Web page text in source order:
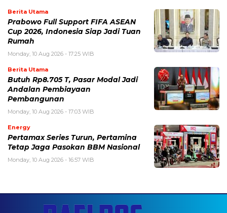
Berita Utama
Prabowo Full Support FIFA ASEAN
Cup 2026, Indonesia Siap Jadi Tuan
Rumah
Monday, 10 Aug 2026 - 17:25 WIB
Berita Utama
Butuh Rp8.705 T, Pasar Modal Jadi
Andalan Pembiayaan
Pembangunan
Monday, 10 Aug 2026 - 17:03 WIB
Energy
Pertamax Series Turun, Pertamina
Tetap Jaga Pasokan BBM Nasional
Monday, 10 Aug 2026 - 16:57 WIB